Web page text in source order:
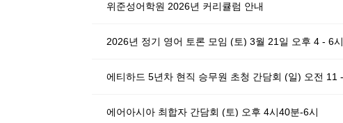
위준성어학원 2026년 커리큘럼 안내
2026년 정기 영어 토론 모임 (토) 3월 21일 오후 4 - 6시
에어아시아 최합자 간담회 (토) 오후 4시40분-6시